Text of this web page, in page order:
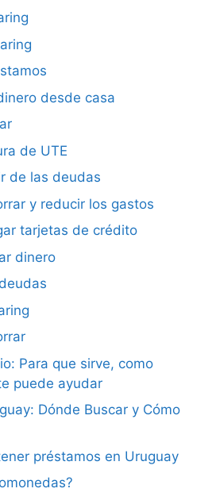
desde casa
de UTE
de las deudas
y reducir los gastos
tarjetas de crédito
dinero
Para que sirve, como
puede ayudar
Dónde Buscar y Cómo
préstamos en Uruguay